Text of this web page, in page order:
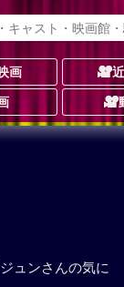
画
ュンさんの気に